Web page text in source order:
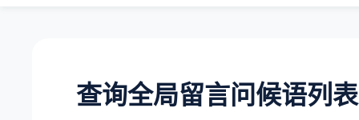
查询全局留言问候语列表